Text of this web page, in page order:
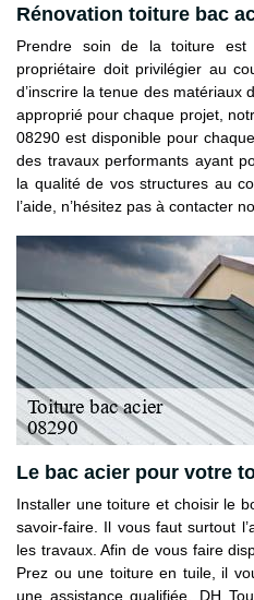
Rénovation toiture bac
Prendre soin de la toiture est
propriétaire doit privilégier au
d’inscrire la tenue des matériaux
approprié pour chaque projet,
08290 est disponible pour
des travaux performants ayant
la qualité de vos structures au
l’aide, n’hésitez pas à contacter
Le bac acier pour votre
Installer une toiture et choisir le
savoir-faire. Il vous faut surtout
les travaux. Afin de vous faire
Prez ou une toiture en tuile, il
une assistance qualifiée. DH